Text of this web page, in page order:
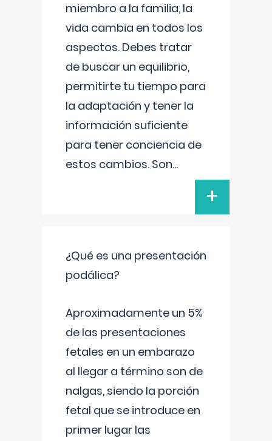
miembro a la familia, la
vida cambia en todos los
aspectos. Debes tratar
de buscar un equilibrio,
permitirte tu tiempo para
la adaptación y tener la
información suficiente
para tener conciencia de
estos cambios. Son...
+
¿Qué es una presentación
podálica?
Aproximadamente un 5%
de las presentaciones
fetales en un embarazo
al llegar a término son de
nalgas, siendo la porción
fetal que se introduce en
primer lugar las